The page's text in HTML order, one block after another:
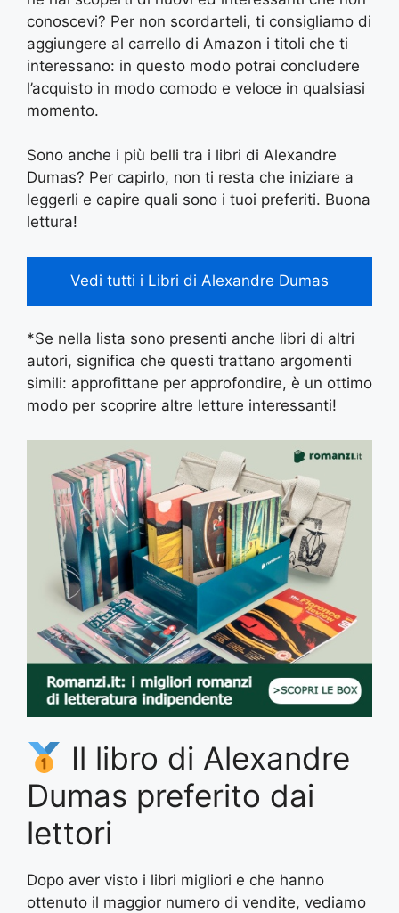
conoscevi? Per non scordarteli, ti consigliamo di
aggiungere al carrello di Amazon i titoli che ti
interessano: in questo modo potrai concludere
l’acquisto in modo comodo e veloce in qualsiasi
momento.
Sono anche i più belli tra i libri di Alexandre
Dumas? Per capirlo, non ti resta che iniziare a
leggerli e capire quali sono i tuoi preferiti. Buona
lettura!
Vedi tutti i Libri di Alexandre Dumas
*Se nella lista sono presenti anche libri di altri
autori, significa che questi trattano argomenti
simili: approfittane per approfondire, è un ottimo
modo per scoprire altre letture interessanti!
Il libro di Alexandre
Dumas preferito dai
lettori
Dopo aver visto i libri migliori e che hanno
ottenuto il maggior numero di vendite, vediamo